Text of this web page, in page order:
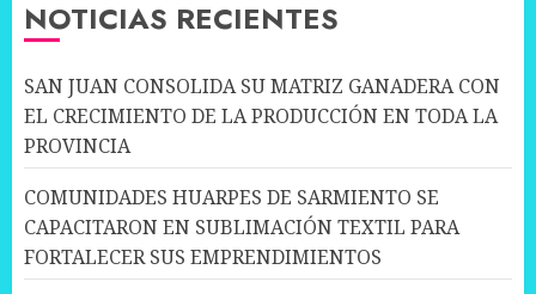
NOTICIAS RECIENTES
SAN JUAN CONSOLIDA SU MATRIZ GANADERA CON
EL CRECIMIENTO DE LA PRODUCCIÓN EN TODA LA
PROVINCIA
COMUNIDADES HUARPES DE SARMIENTO SE
CAPACITARON EN SUBLIMACIÓN TEXTIL PARA
FORTALECER SUS EMPRENDIMIENTOS